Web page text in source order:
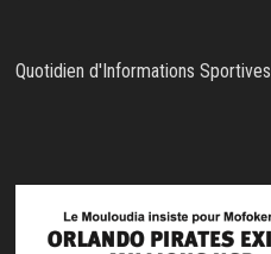
Quotidien d'Informations Sportives